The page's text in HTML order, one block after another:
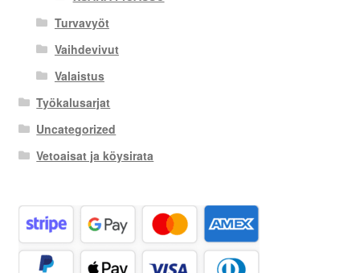
Turvavyöt
Vaihdevivut
Valaistus
Työkalusarjat
Uncategorized
Vetoaisat ja köysirata